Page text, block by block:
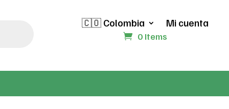
🇨🇴 Colombia Mi cuenta
0 Items